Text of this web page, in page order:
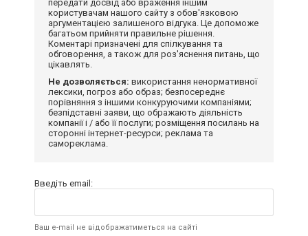
передати досвід або враження іншим
користувачам нашого сайту з обов'язковою
аргументацією залишеного відгука. Це допоможе
багатьом прийняти правильне рішення.
Коментарі призначені для спілкування та
обговорення, а також для роз'яснення питань, що
цікавлять.
Не дозволяється: використання ненормативної
лексики, погроз або образ; безпосереднє
порівняння з іншими конкуруючими компаніями;
безпідставні заяви, що ображають діяльність
компанії і / або її послуги; розміщення посилань на
сторонні інтернет-ресурси; реклама та
самореклама.
Введіть email:
Ваш e-mail не відображатиметься на сайті